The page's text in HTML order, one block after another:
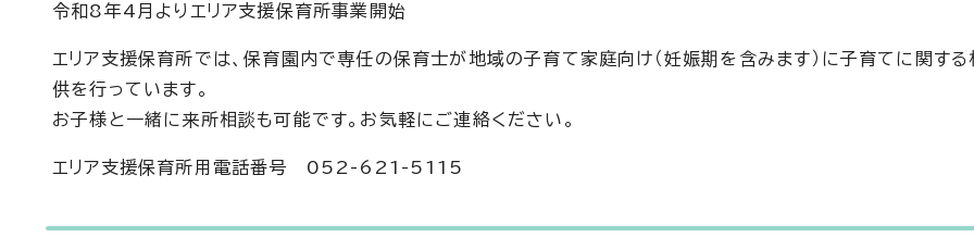
令和8年4月よりエリア支援保育所事業開始
エリア支援保育所では、保育園内で専任の保育士が地域の子育て家庭向け（妊娠期を含みます）に子育てに関す
供を行っています。
お子様と一緒に来所相談も可能です。お気軽にご連絡ください。
エリア支援保育所用電話番号 052-621-5115